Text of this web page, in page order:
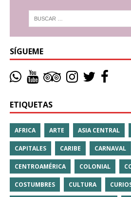
SÍGUEME
ETIQUETAS
AFRICA ARTE ASIA CENTRAL
CAPITALES CARIBE CARNAVAL
CENTROAMÉRICA COLONIAL
COSTUMBRES CULTURA